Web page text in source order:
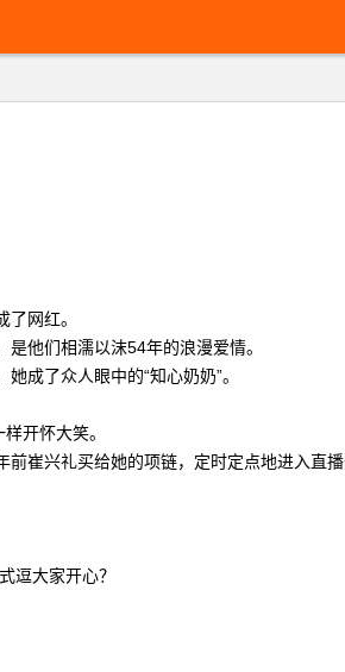
网红。
他们相濡以沫54年的浪漫爱情。
成了众人眼中的“知心奶奶”。
开怀大笑。
兴礼买给她的项链，定时定点地进入直
逗大家开心？